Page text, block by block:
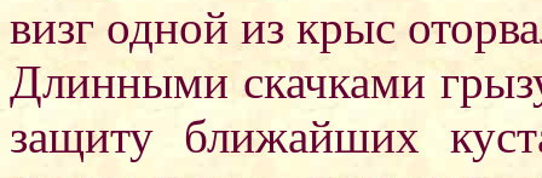
визг одной из крыс
Длинными скачками
защиту ближайших